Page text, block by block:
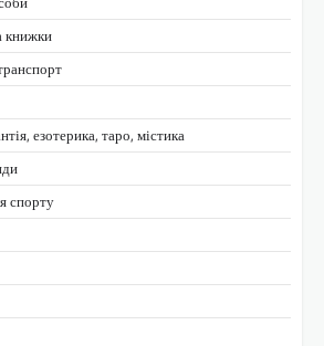
книжки
езотерика, таро, містика
спорту